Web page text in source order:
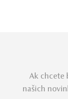
Ak chcete
našich